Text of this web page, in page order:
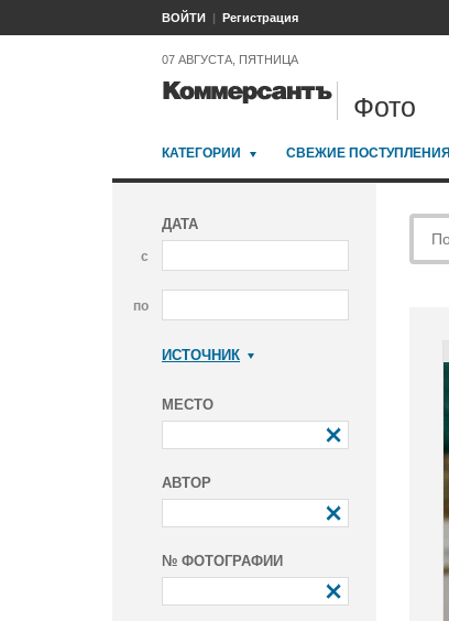
ВОЙТИ Регистрация
07 АВГУСТА, ПЯТНИЦА
Фото
КАТЕГОРИИ СВЕЖИЕ ПОСТУПЛЕНИЯ
ДАТА
с
по
ИСТОЧНИК
МЕСТО
АВТОР
№ ФОТОГРАФИИ